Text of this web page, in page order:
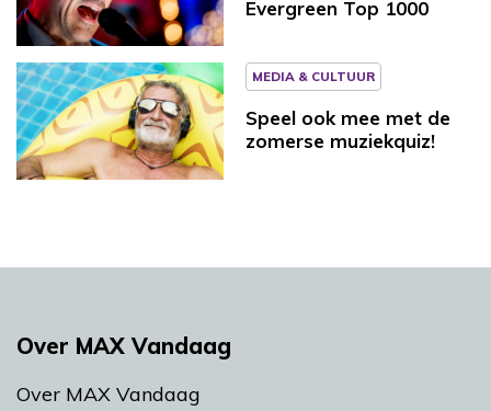
Evergreen Top 1000
MEDIA & CULTUUR
Speel ook mee met de
zomerse muziekquiz!
Over MAX Vandaag
Over MAX Vandaag